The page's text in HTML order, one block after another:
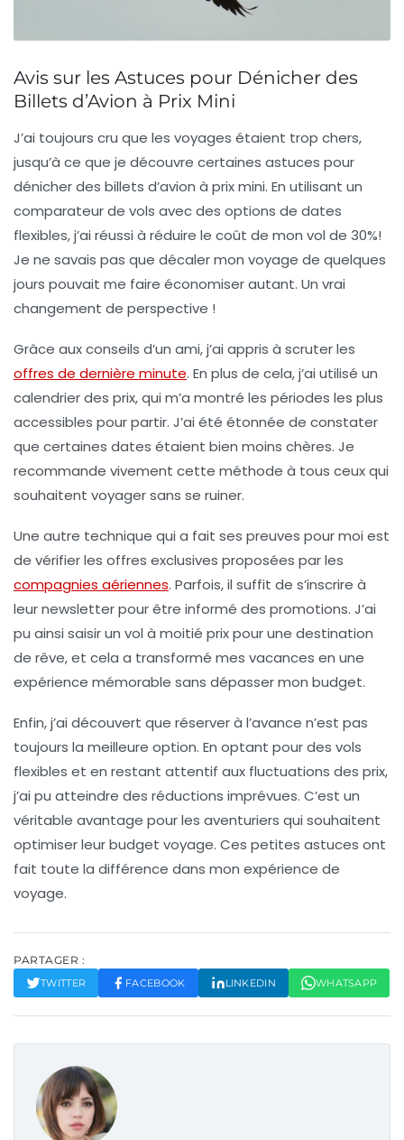
Avis sur les Astuces pour Dénicher des
Billets d’Avion à Prix Mini
J’ai toujours cru que les voyages étaient trop chers,
jusqu’à ce que je découvre certaines astuces pour
dénicher des billets d’avion à prix mini. En utilisant un
comparateur de vols avec des options de dates
flexibles, j’ai réussi à réduire le coût de mon vol de 30%!
Je ne savais pas que décaler mon voyage de quelques
jours pouvait me faire économiser autant. Un vrai
changement de perspective !
Grâce aux conseils d’un ami, j’ai appris à scruter les
offres de dernière minute. En plus de cela, j’ai utilisé un
calendrier des prix, qui m’a montré les périodes les plus
accessibles pour partir. J’ai été étonnée de constater
que certaines dates étaient bien moins chères. Je
recommande vivement cette méthode à tous ceux qui
souhaitent voyager sans se ruiner.
Une autre technique qui a fait ses preuves pour moi est
de vérifier les offres exclusives proposées par les
compagnies aériennes. Parfois, il suffit de s’inscrire à
leur newsletter pour être informé des promotions. J’ai
pu ainsi saisir un vol à moitié prix pour une destination
de rêve, et cela a transformé mes vacances en une
expérience mémorable sans dépasser mon budget.
Enfin, j’ai découvert que réserver à l’avance n’est pas
toujours la meilleure option. En optant pour des vols
flexibles et en restant attentif aux fluctuations des prix,
j’ai pu atteindre des réductions imprévues. C’est un
véritable avantage pour les aventuriers qui souhaitent
optimiser leur budget voyage. Ces petites astuces ont
fait toute la différence dans mon expérience de
voyage.
PARTAGER :
TWITTER FACEBOOK LINKEDIN WHATSAPP